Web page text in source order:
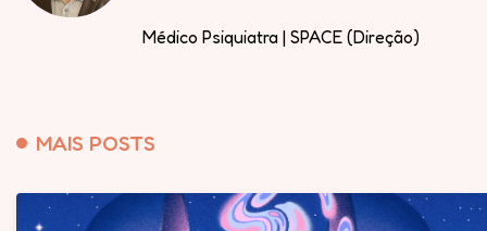
Médico Psiquiatra | SPACE (Direção)
MAIS POSTS